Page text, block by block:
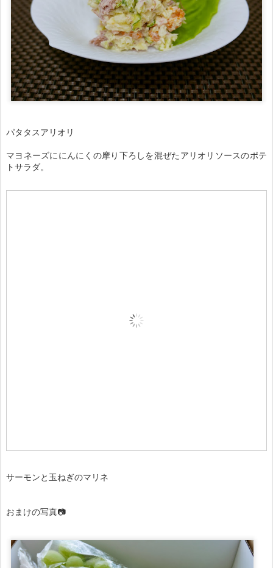
パタタスアリオリ
マヨネーズににんにくの摩り下ろしを混ぜたアリオリソースのポテ
トサラダ。
サーモンと玉ねぎのマリネ
おまけの写真📷